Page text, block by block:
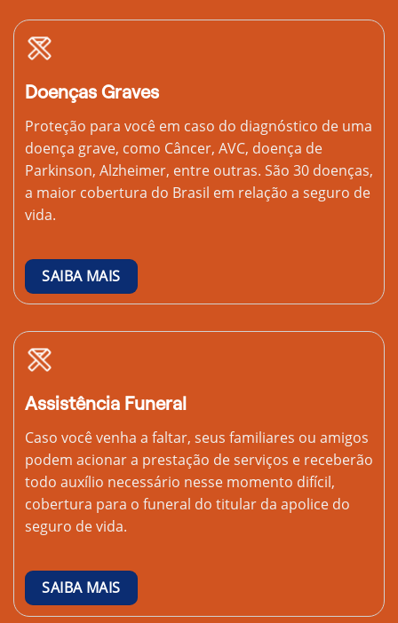
Doenças Graves
Proteção para você em caso do diagnóstico de uma
doença grave, como Câncer, AVC, doença de
Parkinson, Alzheimer, entre outras. São 30 doenças,
a maior cobertura do Brasil em relação a seguro de
vida.
SAIBA MAIS
Assistência Funeral
Caso você venha a faltar, seus familiares ou amigos
podem acionar a prestação de serviços e receberão
todo auxílio necessário nesse momento difícil,
cobertura para o funeral do titular da apolice do
seguro de vida.
SAIBA MAIS